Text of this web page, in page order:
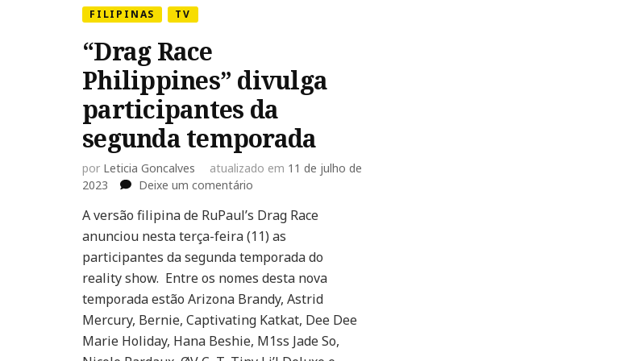
FILIPINAS TV
“Drag Race
Philippines” divulga
participantes da
segunda temporada
por Leticia Goncalves atualizado em 11 de julho de
2023
Deixe um comentário
Race
Philippines”
divulga
participantes
da
segunda
temporada
A versão filipina de RuPaul’s Drag Race
anunciou nesta terça-feira (11) as
participantes da segunda temporada do
reality show. Entre os nomes desta nova
temporada estão Arizona Brandy, Astrid
Mercury, Bernie, Captivating Katkat, Dee Dee
Marie Holiday, Hana Beshie, M1ss Jade So,